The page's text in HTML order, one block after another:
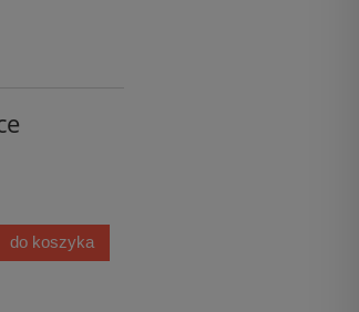
do koszyka